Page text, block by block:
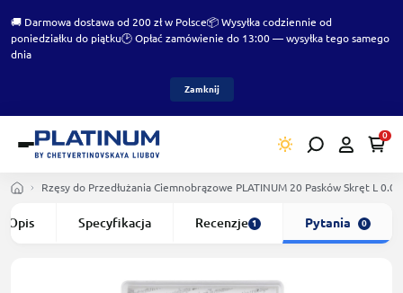
🚚 Darmowa dostawa od 200 zł w Polsce📦 Wysyłka codziennie od
poniedziałku do piątku🕑 Opłać zamówienie do 13:00 — wysyłka tego samego
dnia
Zamknij
0
Rzęsy do Przedłużania Сiemnobrązowe PLATINUM 20 Pasków Skręt L
Opis Specyfikacja Recenzje 1 Pytania 0